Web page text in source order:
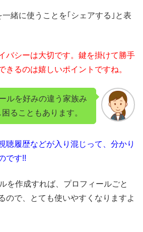
緒に使うことを｢シェアする｣と表
バシーは大切です。鍵を掛けて勝手
きるのは嬉しいポイントですね。
ルを好みの違う家族み
ることもあります。
聴履歴などが入り混じって、分かり
です!!
を作成すれば、プロフィールごと
ので、とても使いやすくなりますよ